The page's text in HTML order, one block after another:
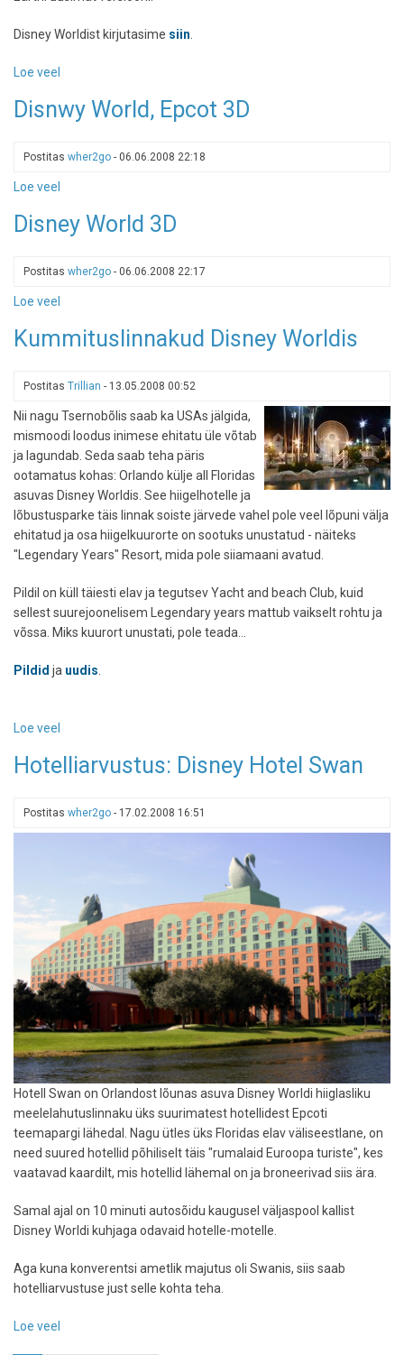
Disney Worldist kirjutasime siin
Loe veel
World
Google
Disnwy World, Epcot 3D
Postitas wher2go - 06.06.2008 22:18
Loe veel
World,
3D
Disney World 3D
Postitas wher2go - 06.06.2008 22:17
Loe veel
World
Kummituslinnakud Disney Worldis
Postitas Trillian - 13.05.2008 00:52
Nii nagu Tsernobõlis saab ka USAs jälgida,
mismoodi loodus inimese ehitatu üle võtab
ja lagundab. Seda saab teha päris
ootamatus kohas: Orlando külje all Floridas
asuvas Disney Worldis. See hiigelhotelle ja
lõbustusparke täis linnak soiste järvede vahel pole veel lõpuni välja
ehitatud ja osa hiigelkuurorte on sootuks unustatud - näiteks
"Legendary Years" Resort, mida pole siiamaani avatud.
Pildil on küll täiesti elav ja tegutsev Yacht and beach Club, kuid
sellest suurejoonelisem Legendary years mattub vaikselt rohtu ja
võssa. Miks kuurort unustati, pole teada...
Pildid ja uudis
Loe veel
Disney
Hotelliarvustus: Disney Hotel Swan
Postitas wher2go - 17.02.2008 16:51
Hotell Swan on Orlandost lõunas asuva Disney Worldi hiiglasliku
meelelahutuslinnaku üks suurimatest hotellidest Epcoti
teemapargi lähedal. Nagu ütles üks Floridas elav väliseestlane, on
need suured hotellid põhiliselt täis "rumalaid Euroopa turiste", kes
vaatavad kaardilt, mis hotellid lähemal on ja broneerivad siis ära.
Samal ajal on 10 minuti autosõidu kaugusel väljaspool kallist
Disney Worldi kuhjaga odavaid hotelle-motelle.
Aga kuna konverentsi ametlik majutus oli Swanis, siis saab
hotelliarvustuse just selle kohta teha.
Loe veel